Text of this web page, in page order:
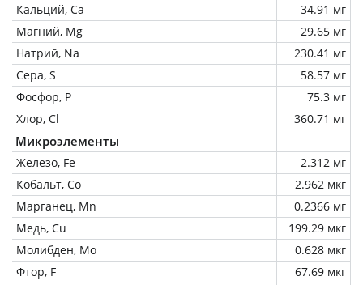
Кальций, Ca
34.91 мг
Магний, Mg
29.65 мг
Натрий, Na
230.41 мг
Сера, S
58.57 мг
Фосфор, P
75.3 мг
Хлор, Cl
360.71 мг
Микроэлементы
Железо, Fe
2.312 мг
Кобальт, Co
2.962 мкг
Марганец, Mn
0.2366 мг
Медь, Cu
199.29 мкг
Молибден, Mo
0.628 мкг
Фтор, F
67.69 мкг